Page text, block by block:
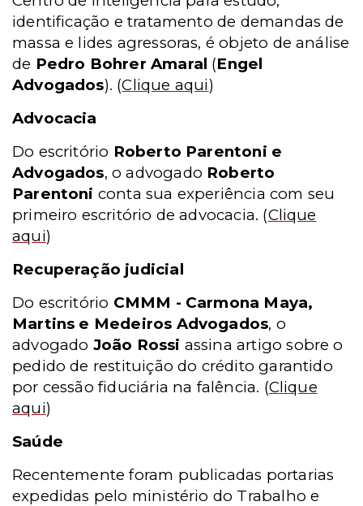
identificação e tratamento de demandas de
massa e lides agressoras, é objeto de análise
de Pedro Bohrer Amaral (Engel
Advogados). (Clique aqui)
Advocacia
Do escritório Roberto Parentoni e
Advogados, o advogado Roberto
Parentoni conta sua experiência com seu
primeiro escritório de advocacia. (Clique
aqui)
Recuperação judicial
Do escritório CMMM - Carmona Maya,
Martins e Medeiros Advogados, o
advogado João Rossi assina artigo sobre o
pedido de restituição do crédito garantido
por cessão fiduciária na falência. (Clique
aqui)
Saúde
Recentemente foram publicadas portarias
expedidas pelo ministério do Trabalho e